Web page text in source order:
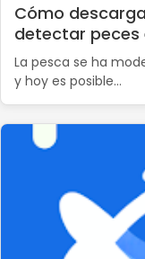
Cómo
detectar peces
La pesca se ha
y hoy es posible…